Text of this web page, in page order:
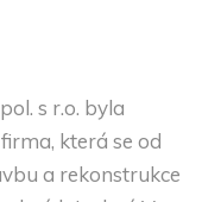
s r.o. byla
která se od
a rekonstrukce